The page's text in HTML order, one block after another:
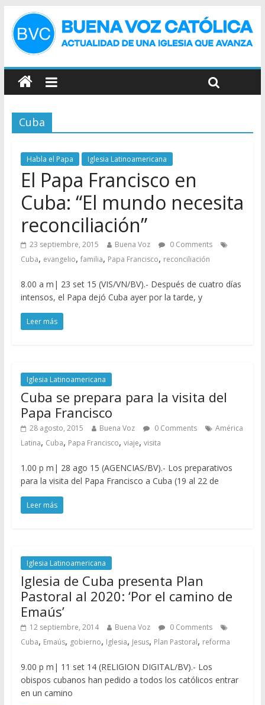
Cuba
Habla el Papa Iglesia Latinoamericana
El Papa Francisco en
Cuba: “El mundo necesita
reconciliación”
23 septiembre, 2015 Buena Voz
0 Comments
Cuba, evangelio, familia, Papa Francisco, reconciliación
8.00 a m| 23 set 15 (VIS/VN/BV).- Después de cuatro días
intensos, el Papa dejó Cuba ayer por la tarde, y
Leer más
Iglesia Latinoamericana
Cuba se prepara para la visita del
Papa Francisco
28 agosto, 2015 Buena Voz 0 Comments
América
Latina, Cuba, Papa Francisco, viaje, visita
1.00 p m| 28 ago 15 (AGENCIAS/BV).- Los preparativos
para la visita del Papa Francisco a Cuba (19 al 22 de
Leer más
Iglesia Latinoamericana
Iglesia de Cuba presenta Plan
Pastoral al 2020: ‘Por el camino de
Emaús’
12 septiembre, 2014 Buena Voz
0 Comments
Cuba, Emaús, gobierno, Iglesia, Jesus, Plan Pastoral, reforma
9.00 p m| 11 set 14 (RELIGION DIGITAL/BV).- Los
obispos cubanos han pedido a todos los católicos entrar
en un camino